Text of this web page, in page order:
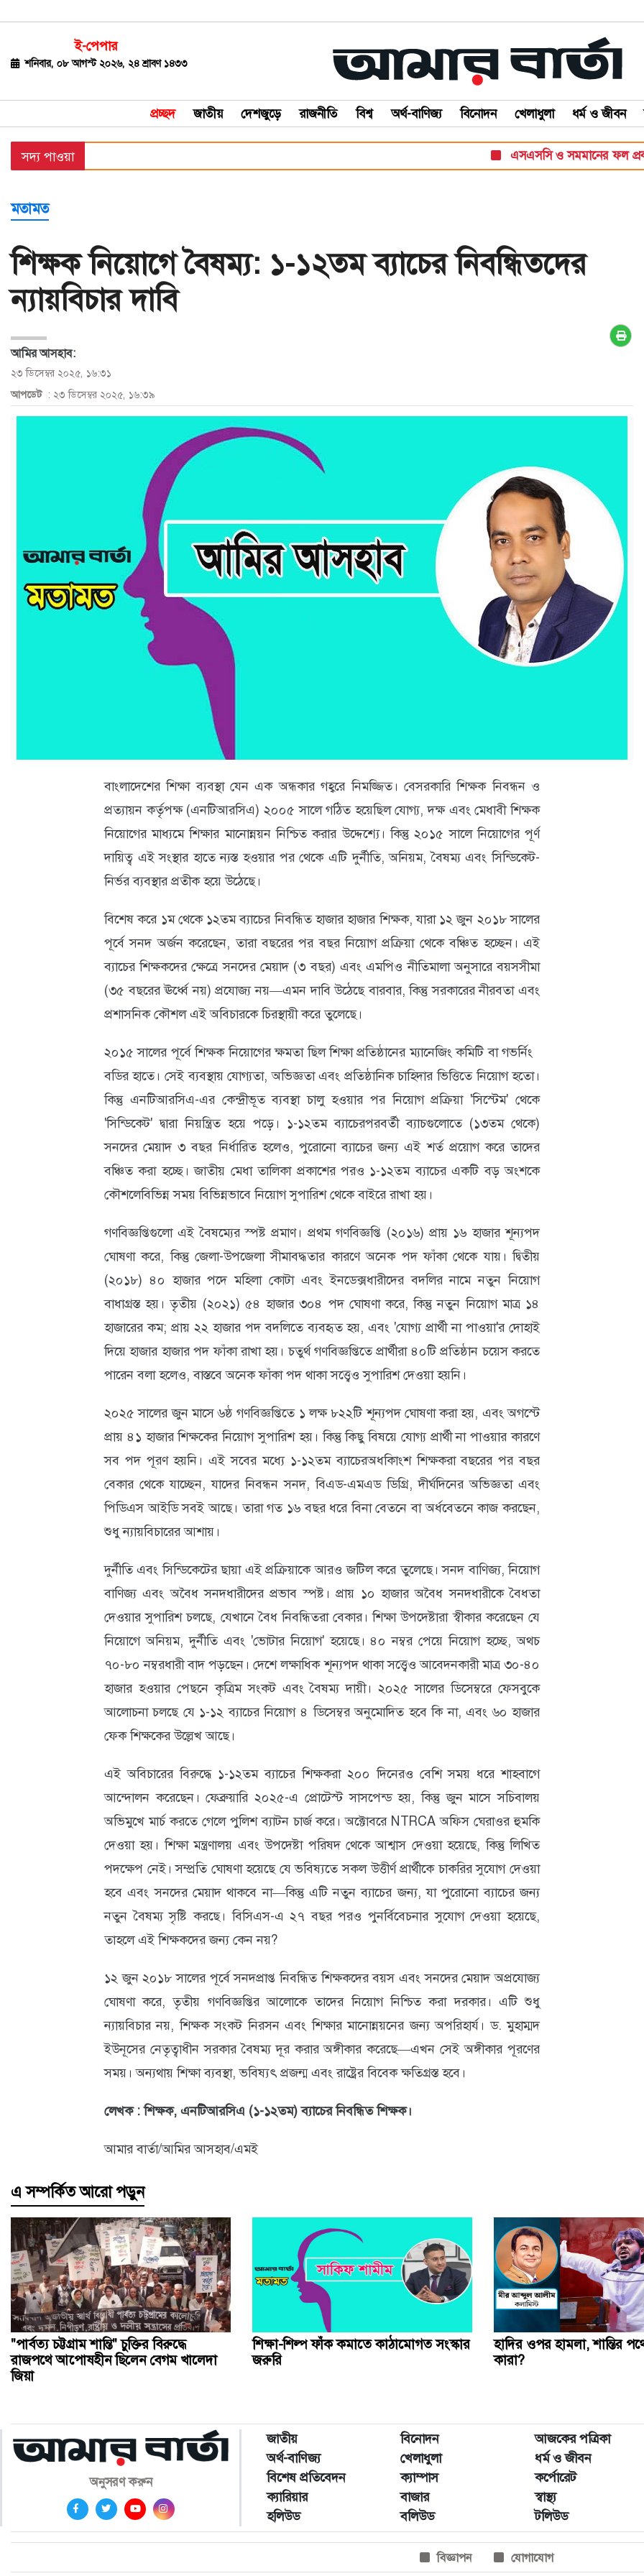
ই-পেপার
শনিবার, ০৮ আগস্ট ২০২৬, ২৪ শ্রাবণ ১৪৩৩
প্রচ্ছদ জাতীয় দেশজুড়ে রাজনীতি বিশ্ব অর্থ-বাণিজ্য বিনোদন খেলাধুলা ধর্ম ও জীবন
জাতীয়
রাজনীতি
বিশ্ব
বাণিজ্য
বিনোদন
খেলাধুলা
ধর্ম
ও
জীবন
মতামত
ক্যাম্পাস
আজকের
পত্রিকা
সদ্য পাওয়া এসএসসি ও সমমানের ফল প্রকাশ
মতামত
শিক্ষক নিয়োগে বৈষম্য: ১-১২তম ব্যাচের নিবন্ধিতদের
ন্যায়বিচার দাবি
আমির আসহাব:
২৩ ডিসেম্বর ২০২৫, ১৬:৩১
আপডেট : ২৩ ডিসেম্বর ২০২৫, ১৬:৩৯
বাংলাদেশের শিক্ষা ব্যবস্থা যেন এক অন্ধকার গহ্বরে নিমজ্জিত। বেসরকারি শিক্ষক নিবন্ধন ও
প্রত্যায়ন কর্তৃপক্ষ (এনটিআরসিএ) ২০০৫ সালে গঠিত হয়েছিল যোগ্য, দক্ষ এবং মেধাবী শিক্ষক
নিয়োগের মাধ্যমে শিক্ষার মানোন্নয়ন নিশ্চিত করার উদ্দেশ্যে। কিন্তু ২০১৫ সালে নিয়োগের পূর্ণ
দায়িত্ব এই সংস্থার হাতে ন্যস্ত হওয়ার পর থেকে এটি দুর্নীতি, অনিয়ম, বৈষম্য এবং সিন্ডিকেট-
নির্ভর ব্যবস্থার প্রতীক হয়ে উঠেছে।
বিশেষ করে ১ম থেকে ১২তম ব্যাচের নিবন্ধিত হাজার হাজার শিক্ষক, যারা ১২ জুন ২০১৮ সালের
পূর্বে সনদ অর্জন করেছেন, তারা বছরের পর বছর নিয়োগ প্রক্রিয়া থেকে বঞ্চিত হচ্ছেন। এই
ব্যাচের শিক্ষকদের ক্ষেত্রে সনদের মেয়াদ (৩ বছর) এবং এমপিও নীতিমালা অনুসারে বয়সসীমা
(৩৫ বছরের ঊর্ধ্বে নয়) প্রযোজ্য নয়—এমন দাবি উঠেছে বারবার, কিন্তু সরকারের নীরবতা এবং
প্রশাসনিক কৌশল এই অবিচারকে চিরস্থায়ী করে তুলেছে।
২০১৫ সালের পূর্বে শিক্ষক নিয়োগের ক্ষমতা ছিল শিক্ষা প্রতিষ্ঠানের ম্যানেজিং কমিটি বা গভর্নিং
বডির হাতে। সেই ব্যবস্থায় যোগ্যতা, অভিজ্ঞতা এবং প্রতিষ্ঠানিক চাহিদার ভিত্তিতে নিয়োগ হতো।
কিন্তু এনটিআরসিএ-এর কেন্দ্রীভূত ব্যবস্থা চালু হওয়ার পর নিয়োগ প্রক্রিয়া 'সিস্টেম' থেকে
'সিন্ডিকেট' দ্বারা নিয়ন্ত্রিত হয়ে পড়ে। ১-১২তম ব্যাচেরপরবর্তী ব্যাচগুলোতে (১৩তম থেকে)
সনদের মেয়াদ ৩ বছর নির্ধারিত হলেও, পুরোনো ব্যাচের জন্য এই শর্ত প্রয়োগ করে তাদের
বঞ্চিত করা হচ্ছে। জাতীয় মেধা তালিকা প্রকাশের পরও ১-১২তম ব্যাচের একটি বড় অংশকে
কৌশলেবিভিন্ন সময় বিভিন্নভাবে নিয়োগ সুপারিশ থেকে বাইরে রাখা হয়।
গণবিজ্ঞপ্তিগুলো এই বৈষম্যের স্পষ্ট প্রমাণ। প্রথম গণবিজ্ঞপ্তি (২০১৬) প্রায় ১৬ হাজার শূন্যপদ
ঘোষণা করে, কিন্তু জেলা-উপজেলা সীমাবদ্ধতার কারণে অনেক পদ ফাঁকা থেকে যায়। দ্বিতীয়
(২০১৮) ৪০ হাজার পদে মহিলা কোটা এবং ইনডেক্সধারীদের বদলির নামে নতুন নিয়োগ
বাধাগ্রস্ত হয়। তৃতীয় (২০২১) ৫৪ হাজার ৩০৪ পদ ঘোষণা করে, কিন্তু নতুন নিয়োগ মাত্র ১৪
হাজারের কম; প্রায় ২২ হাজার পদ বদলিতে ব্যবহৃত হয়, এবং 'যোগ্য প্রার্থী না পাওয়া'র দোহাই
দিয়ে হাজার হাজার পদ ফাঁকা রাখা হয়। চতুর্থ গণবিজ্ঞপ্তিতে প্রার্থীরা ৪০টি প্রতিষ্ঠান চয়েস করতে
পারেন বলা হলেও, বাস্তবে অনেক ফাঁকা পদ থাকা সত্ত্বেও সুপারিশ দেওয়া হয়নি।
২০২৫ সালের জুন মাসে ৬ষ্ঠ গণবিজ্ঞপ্তিতে ১ লক্ষ ৮২২টি শূন্যপদ ঘোষণা করা হয়, এবং অগস্টে
প্রায় ৪১ হাজার শিক্ষকের নিয়োগ সুপারিশ হয়। কিন্তু কিছু বিষয়ে যোগ্য প্রার্থী না পাওয়ার কারণে
সব পদ পূরণ হয়নি। এই সবের মধ্যে ১-১২তম ব্যাচেরঅধকিাংশ শিক্ষকরা বছরের পর বছর
বেকার থেকে যাচ্ছেন, যাদের নিবন্ধন সনদ, বিএড-এমএড ডিগ্রি, দীর্ঘদিনের অভিজ্ঞতা এবং
পিডিএস আইডি সবই আছে। তারা গত ১৬ বছর ধরে বিনা বেতনে বা অর্ধবেতনে কাজ করছেন,
শুধু ন্যায়বিচারের আশায়।
দুর্নীতি এবং সিন্ডিকেটের ছায়া এই প্রক্রিয়াকে আরও জটিল করে তুলেছে। সনদ বাণিজ্য, নিয়োগ
বাণিজ্য এবং অবৈধ সনদধারীদের প্রভাব স্পষ্ট। প্রায় ১০ হাজার অবৈধ সনদধারীকে বৈধতা
দেওয়ার সুপারিশ চলছে, যেখানে বৈধ নিবন্ধিতরা বেকার। শিক্ষা উপদেষ্টারা স্বীকার করেছেন যে
নিয়োগে অনিয়ম, দুর্নীতি এবং 'ভোটার নিয়োগ' হয়েছে। ৪০ নম্বর পেয়ে নিয়োগ হচ্ছে, অথচ
৭০-৮০ নম্বরধারী বাদ পড়ছেন। দেশে লক্ষাধিক শূন্যপদ থাকা সত্ত্বেও আবেদনকারী মাত্র ৩০-৪০
হাজার হওয়ার পেছনে কৃত্রিম সংকট এবং বৈষম্য দায়ী। ২০২৫ সালের ডিসেম্বরে ফেসবুকে
আলোচনা চলছে যে ১-১২ ব্যাচের নিয়োগ ৪ ডিসেম্বর অনুমোদিত হবে কি না, এবং ৬০ হাজার
ফেক শিক্ষকের উল্লেখ আছে।
এই অবিচারের বিরুদ্ধে ১-১২তম ব্যাচের শিক্ষকরা ২০০ দিনেরও বেশি সময় ধরে শাহবাগে
আন্দোলন করেছেন। ফেব্রুয়ারি ২০২৫-এ প্রোটেস্ট সাসপেন্ড হয়, কিন্তু জুন মাসে সচিবালয়
অভিমুখে মার্চ করতে গেলে পুলিশ ব্যাটন চার্জ করে। অক্টোবরে NTRCA অফিস ঘেরাওর হুমকি
দেওয়া হয়। শিক্ষা মন্ত্রণালয় এবং উপদেষ্টা পরিষদ থেকে আশ্বাস দেওয়া হয়েছে, কিন্তু লিখিত
পদক্ষেপ নেই। সম্প্রতি ঘোষণা হয়েছে যে ভবিষ্যতে সকল উত্তীর্ণ প্রার্থীকে চাকরির সুযোগ দেওয়া
হবে এবং সনদের মেয়াদ থাকবে না—কিন্তু এটি নতুন ব্যাচের জন্য, যা পুরোনো ব্যাচের জন্য
নতুন বৈষম্য সৃষ্টি করছে। বিসিএস-এ ২৭ বছর পরও পুনর্বিবেচনার সুযোগ দেওয়া হয়েছে,
তাহলে এই শিক্ষকদের জন্য কেন নয়?
১২ জুন ২০১৮ সালের পূর্বে সনদপ্রাপ্ত নিবন্ধিত শিক্ষকদের বয়স এবং সনদের মেয়াদ অপ্রযোজ্য
ঘোষণা করে, তৃতীয় গণবিজ্ঞপ্তির আলোকে তাদের নিয়োগ নিশ্চিত করা দরকার। এটি শুধু
ন্যায়বিচার নয়, শিক্ষক সংকট নিরসন এবং শিক্ষার মানোন্নয়নের জন্য অপরিহার্য। ড. মুহাম্মদ
ইউনূসের নেতৃত্বাধীন সরকার বৈষম্য দূর করার অঙ্গীকার করেছে—এখন সেই অঙ্গীকার পূরণের
সময়। অন্যথায় শিক্ষা ব্যবস্থা, ভবিষ্যৎ প্রজন্ম এবং রাষ্ট্রের বিবেক ক্ষতিগ্রস্ত হবে।
লেখক : শিক্ষক, এনটিআরসিএ (১-১২তম) ব্যাচের নিবন্ধিত শিক্ষক।
আমার বার্তা/আমির আসহাব/এমই
এ সম্পর্কিত আরো পড়ুন
"পার্বত্য চট্টগ্রাম শান্তি" চুক্তির বিরুদ্ধে
রাজপথে আপোষহীন ছিলেন বেগম খালেদা
জিয়া
শিক্ষা-শিল্প ফাঁক কমাতে কাঠামোগত সংস্কার
জরুরি
হাদির ওপর হামলা, শান্তির
কারা?
অনুসরণ করুন
জাতীয় বিনোদন আজকের পত্রিকা
অর্থ-বাণিজ্য
খেলাধুলা ধর্ম ও জীবন
বিশেষ প্রতিবেদন
ক্যাম্পাস কর্পোরেট
ক্যারিয়ার
বাজার স্বাস্থ্য
হলিউড
বলিউড টলিউড
বিজ্ঞাপন যোগাযোগ